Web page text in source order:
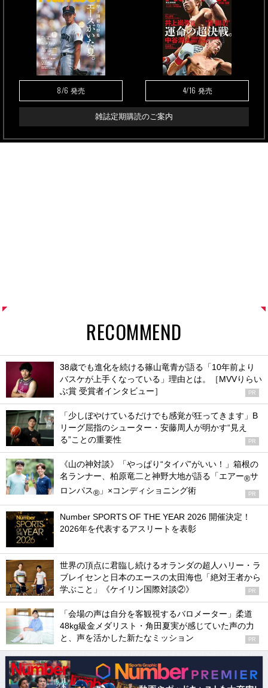
8/6 発売 4/16 発売
雑誌定期購読のご案内
RECOMMEND
38歳でも進化を続ける篠山竜青が語る「10年前より
バスケが上手くなっている」理由とは。［MVVりらい
ぶ賞 受賞者インタビュー］
PR
「少しぼやけているだけでも感覚が狂ってきます」B
リーグ屈指のシューター・安藤周人が明かす“見え
る”ことの重要性
PR
《山の神対談》「やっぱり“タイパ”がいい！」箱根の
名ランナー、柏原竜二と神野大地が語る「エアー®サ
ロンパス® 」×コンディショニング術 PR
Number SPORTS OF THE YEAR 2026 開催決定！
2026年を代表するアスリートを表彰
世界の頂点に君臨し続けるオランダの超人ハリー・ラ
ブレイセンと日本のエースの太田海也「絶対王者から
学ぶこと」《ケイリン国際対談②》
PR
「会場の声は自分を客観視するバロメーター」柔道
48kg級金メダリスト・角田夏実が感じていた声の力
と、声を活かした新たなミッション
PR